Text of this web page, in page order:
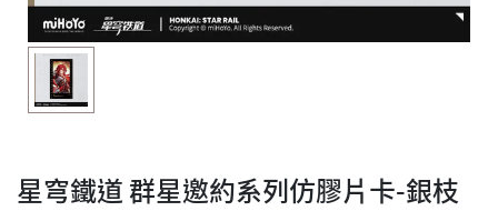
星穹鐵道 群星邀約系列仿膠片卡-銀枝